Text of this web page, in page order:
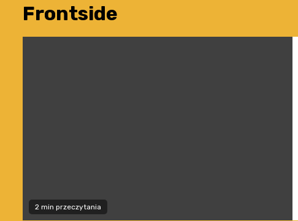
Frontside
2 min przeczytania